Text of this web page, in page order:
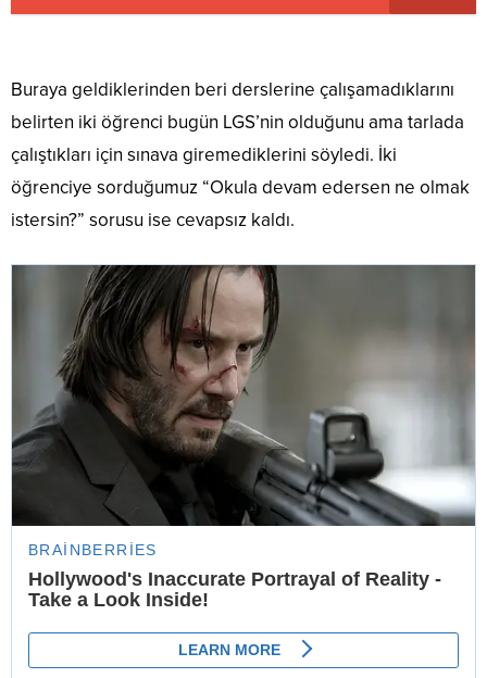
Buraya geldiklerinden beri derslerine çalışamadıklarını
belirten iki öğrenci bugün LGS’nin olduğunu ama tarlada
çalıştıkları için sınava giremediklerini söyledi. İki
öğrenciye sorduğumuz “Okula devam edersen ne olmak
istersin?” sorusu ise cevapsız kaldı.